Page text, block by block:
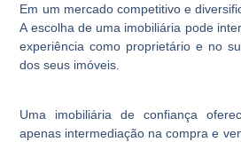
Em um mercado competitivo e
A escolha de uma imobiliária pode
experiência como proprietário e no
dos seus imóveis.
Uma imobiliária de confiança
apenas intermediação na compra e